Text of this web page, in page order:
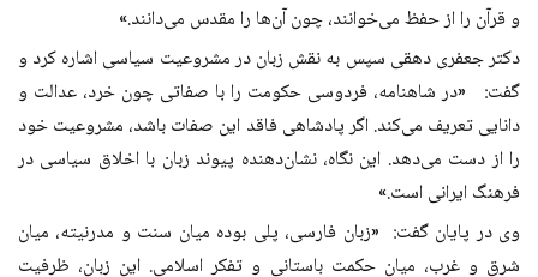
و قرآن را از حفظ می‌خوانند، چون آن‌ها را مقدس می‌دانند.»
دکتر جعفری دهقی سپس به نقش زبان در مشروعیت سیاسی اشاره کرد و
گفت: «در شاهنامه، فردوسی حکومت را با صفاتی چون خرد، عدالت و
دانایی تعریف می‌کند. اگر پادشاهی فاقد این صفات باشد، مشروعیت خود
را از دست می‌دهد. این نگاه، نشان‌دهنده پیوند زبان با اخلاق سیاسی در
فرهنگ ایرانی است.»
وی در پایان گفت: «زبان فارسی، پلی بوده میان سنت و مدرنیته، میان
شرق و غرب، میان حکمت باستانی و تفکر اسلامی. این زبان، ظرفیت